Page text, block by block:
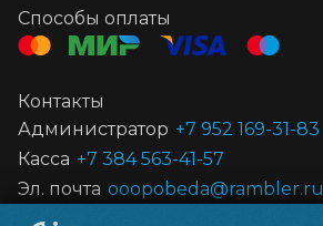
Способы оплаты
Контакты
Администратор +7 952 169-31-83
Касса +7 384 563-41-57
Эл. почта ooopobeda@rambler.ru